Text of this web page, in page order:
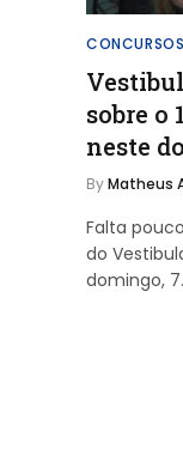
sobre o
neste
ByMatheus
Falta
do
domingo,